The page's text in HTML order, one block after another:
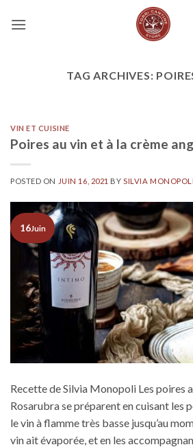
TAG ARCHIVES:
VIN ET CUISINE
Poires au vin et à la crème
POSTED ON JUIN 16, 2021 BY SILVIA MONOPOLI
16Juin
Recette de Silvia Monopoli Les poires
Rosarubra se préparent en cuisant les
le vin à flamme très basse jusqu’au
vin ait évaporée, et en les